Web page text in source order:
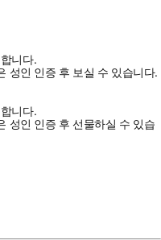
니다.
성인 인증 후 보실 수 있습니다.
니다.
성인 인증 후 선물하실 수 있습